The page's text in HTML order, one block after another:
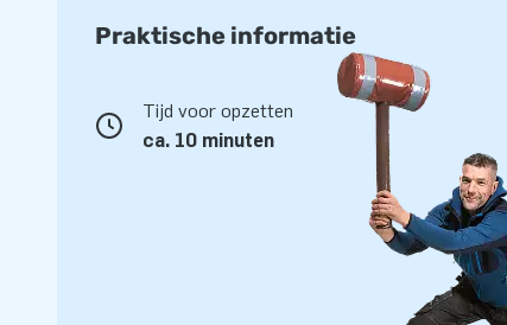
Praktische informatie
Tijd voor opzetten
ca. 10 minuten